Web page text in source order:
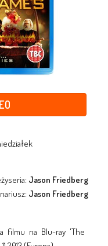
Jason Friedberg
Jason Friedberg
filmu na Blu-ray 'The